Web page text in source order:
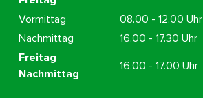
Vormittag
08.00 - 12.00 Uhr
Nachmittag
16.00 - 17.30 Uhr
Freitag
Nachmittag
16.00 - 17.00 Uhr